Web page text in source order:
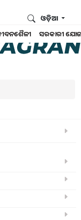
ଜୀବନଶୈଳୀ ସରକାରୀ
ଓଡ଼ିଆ